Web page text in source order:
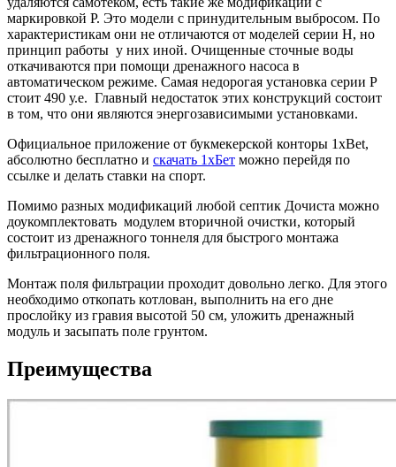
маркировкой Р. Это модели с принудительным выбросом. По
характеристикам они не отличаются от моделей серии Н, но
принцип работы у них иной. Очищенные сточные воды
откачиваются при помощи дренажного насоса в
автоматическом режиме. Самая недорогая установка серии Р
стоит 490 у.е. Главный недостаток этих конструкций состоит
в том, что они являются энергозависимыми установками.
Официальное приложение от букмекерской конторы 1xBet,
абсолютно бесплатно и скачать 1хБет можно перейдя по
ссылке и делать ставки на спорт.
Помимо разных модификаций любой септик Дочиста можно
доукомплектовать модулем вторичной очистки, который
состоит из дренажного тоннеля для быстрого монтажа
фильтрационного поля.
Монтаж поля фильтрации проходит довольно легко. Для этого
необходимо откопать котлован, выполнить на его дне
прослойку из гравия высотой 50 см, уложить дренажный
модуль и засыпать поле грунтом.
Преимущества